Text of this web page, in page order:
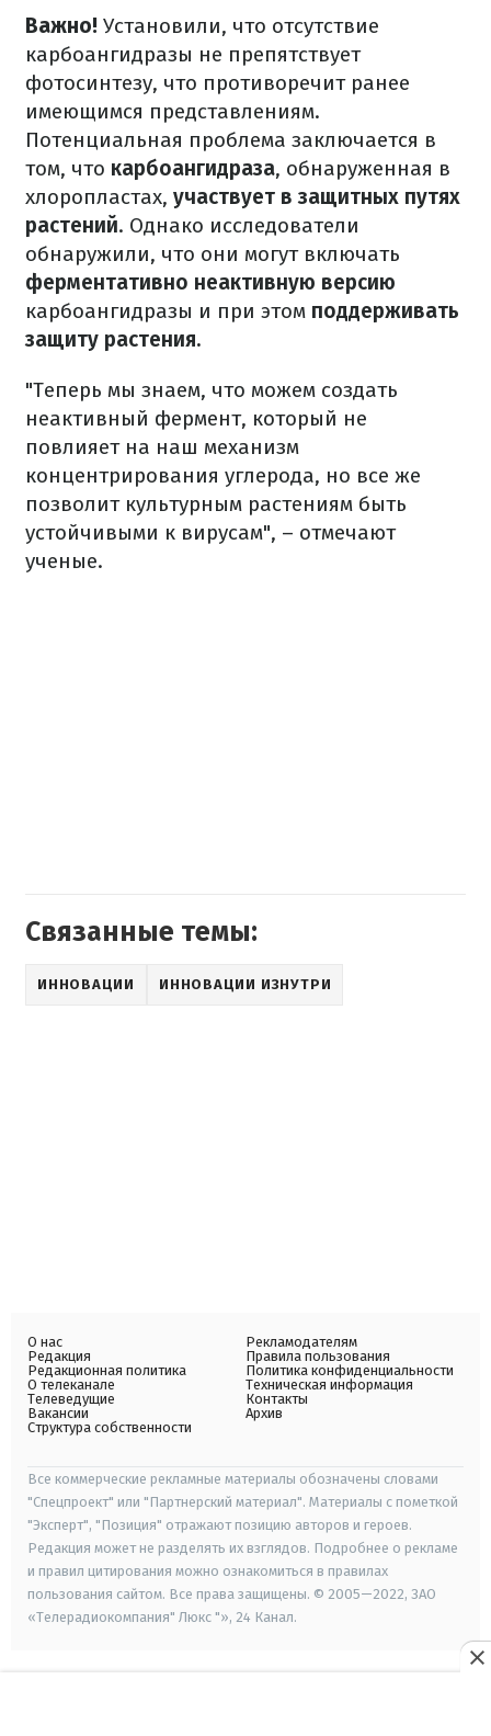
Важно! Установили, что отсутствие
карбоангидразы не препятствует
фотосинтезу, что противоречит ранее
имеющимся представлениям.
Потенциальная проблема заключается в
том, что карбоангидраза, обнаруженная в
хлоропластах, участвует в защитных путях
растений. Однако исследователи
обнаружили, что они могут включать
ферментативно неактивную версию
карбоангидразы и при этом поддерживать
защиту растения.
"Теперь мы знаем, что можем создать
неактивный фермент, который не
повлияет на наш механизм
концентрирования углерода, но все же
позволит культурным растениям быть
устойчивыми к вирусам", – отмечают
ученые.
Связанные темы:
ИННОВАЦИИ ИННОВАЦИИ ИЗНУТРИ
О нас
Редакция
Редакционная политика
О телеканале
Телеведущие
Вакансии
Структура собственности
Рекламодателям
Правила пользования
Политика конфиденциальности
Техническая информация
Контакты
Архив
Все коммерческие рекламные материалы обозначены словами
"Спецпроект" или "Партнерский материал". Материалы с пометкой
"Эксперт", "Позиция" отражают позицию авторов и героев.
Редакция может не разделять их взглядов. Подробнее о рекламе
и правил цитирования можно ознакомиться в правилах
пользования сайтом. Все права защищены. © 2005—2022, ЗАО
«Телерадиокомпания" Люкс "», 24 Канал.